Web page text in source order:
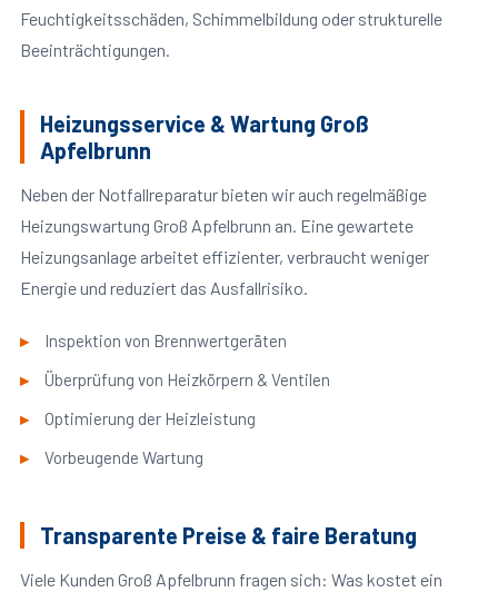
Feuchtigkeitsschäden, Schimmelbildung oder strukturelle
Beeinträchtigungen.
Heizungsservice & Wartung Groß
Apfelbrunn
Neben der Notfallreparatur bieten wir auch regelmäßige
Heizungswartung Groß Apfelbrunn an. Eine gewartete
Heizungsanlage arbeitet effizienter, verbraucht weniger
Energie und reduziert das Ausfallrisiko.
Inspektion von Brennwertgeräten
Überprüfung von Heizkörpern & Ventilen
Optimierung der Heizleistung
Vorbeugende Wartung
Transparente Preise & faire Beratung
Viele Kunden Groß Apfelbrunn fragen sich: Was kostet ein